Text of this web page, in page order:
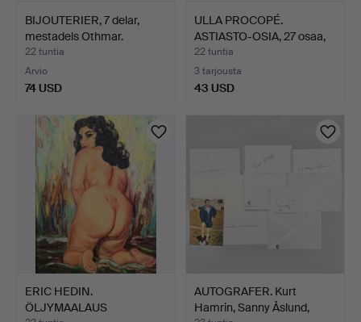
BIJOUTERIER, 7 delar,
mestadels Othmar.
22 tuntia
Arvio
74 USD
ULLA PROCOPÉ.
ASTIASTO-OSIA, 27 osaa,
Rusk…
22 tuntia
3 tarjousta
43 USD
ERIC HEDIN.
ÖLJYMAALAUS
AUTOGRAFER. Kurt
Hamrin, Sanny Åslund,